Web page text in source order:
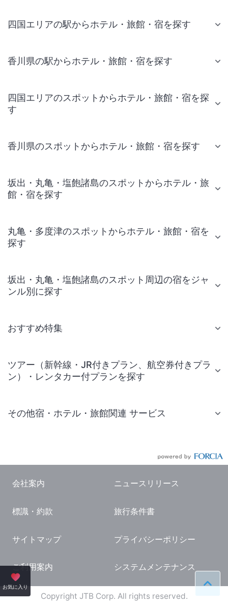
お気に入り ペー
四国エリアの駅からホテル・旅館・宿を探す
香川県の駅からホテル・旅館・宿を探す
四国エリアのスポットからホテル・旅館・宿を探
す
香川県のスポットからホテル・旅館・宿を探す
坂出・丸亀・塩飽諸島のスポットからホテル・旅
館・宿を探す
丸亀・多度津のスポットからホテル・旅館・宿を
探す
坂出・丸亀・塩飽諸島のスポット周辺の宿をジャ
ンル別に探す
おすすめ特集
ツアー（新幹線・JR付きプラン、航空券付きプラ
ン）・レンタカー付プランを探す
その他宿・ホテル・旅館関連 サービス
国内観光ガイド
旅行・観光情報
会社案内 ニュースリリース
標識・約款 旅行条件書
サイトマップ プライバシーポリシー
ご利用案内 システムメンテナンス
Copyright JTB Corp. All rights reserved.